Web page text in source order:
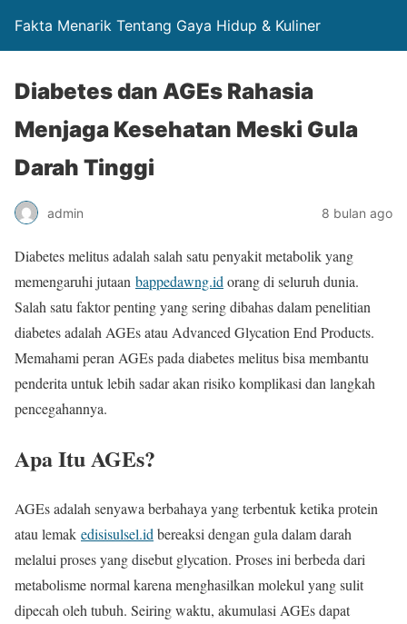
Fakta Menarik Tentang Gaya Hidup & Kuliner
Diabetes dan AGEs Rahasia
Menjaga Kesehatan Meski Gula
Darah Tinggi
admin 8 bulan ago
Diabetes melitus adalah salah satu penyakit metabolik yang
memengaruhi jutaan bappedawng.id orang di seluruh dunia.
Salah satu faktor penting yang sering dibahas dalam penelitian
diabetes adalah AGEs atau Advanced Glycation End Products.
Memahami peran AGEs pada diabetes melitus bisa membantu
penderita untuk lebih sadar akan risiko komplikasi dan langkah
pencegahannya.
Apa Itu AGEs?
AGEs adalah senyawa berbahaya yang terbentuk ketika protein
atau lemak edisisulsel.id bereaksi dengan gula dalam darah
melalui proses yang disebut glycation. Proses ini berbeda dari
metabolisme normal karena menghasilkan molekul yang sulit
dipecah oleh tubuh. Seiring waktu, akumulasi AGEs dapat